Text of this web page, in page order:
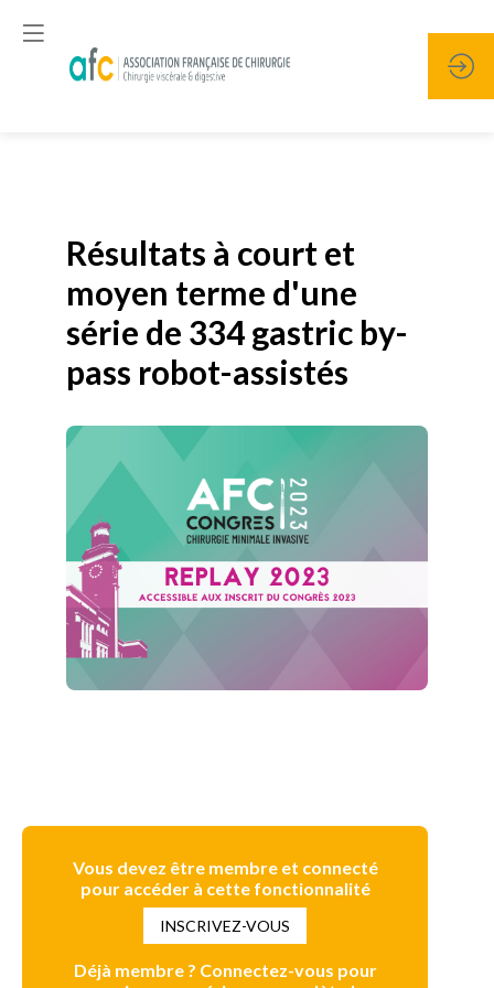
Résultats à court et
moyen terme d'une
série de 334 gastric by-
pass robot-assistés
Vous devez être membre et connecté
pour accéder à cette fonctionnalité
INSCRIVEZ-VOUS
Déjà membre ? Connectez-vous pour